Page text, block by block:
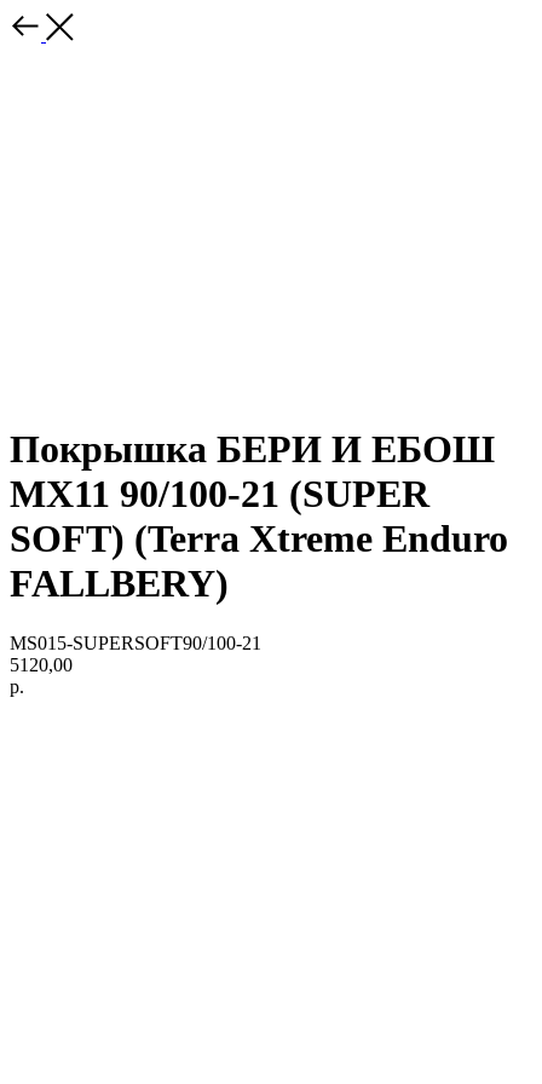
Покрышка БЕРИ И ЕБОШ
MX11 90/100-21 (SUPER
SOFT) (Terra Xtreme Enduro
FALLBERY)
MS015-SUPERSOFT90/100-21
5120,00
р.